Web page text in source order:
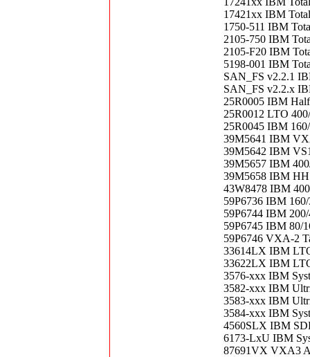
17421xx IBM
1750-511 IBM
2105-750 IBM
2105-F20 IBM
5198-001 IBM
SAN_FS v2.2.1
SAN_FS v2.2.x
25R0005 IBM
25R0012 LTO
25R0045 IBM
39M5641 IBM
39M5642 IBM
39M5657 IBM
39M5658 IBM
43W8478 IBM
59P6736 IBM
59P6744 IBM
59P6745 IBM 80/
59P6746 VXA-2
33614LX IBM
33622LX IBM
3576-xxx IBM
3582-xxx IBM
3583-xxx IBM
3584-xxx IBM
4560SLX IBM
6173-LxU IBM
87691VX VXA3